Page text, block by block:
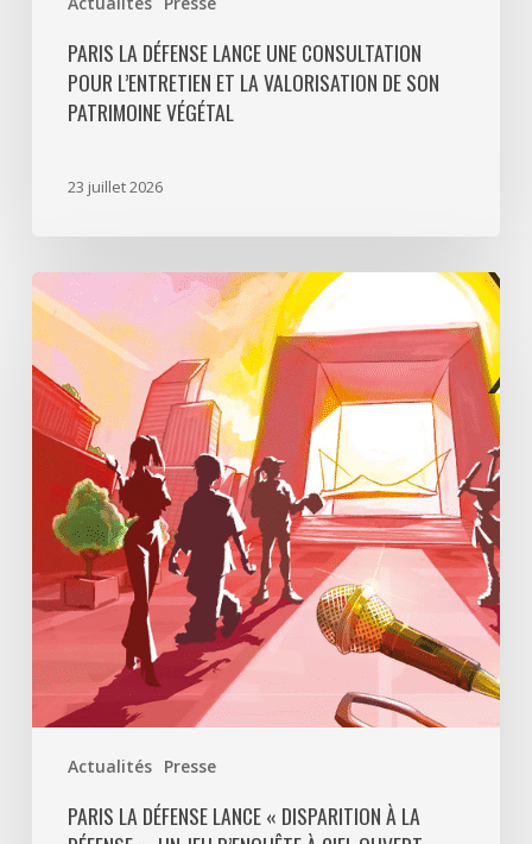
PARIS LA DÉFENSE LANCE UNE CONSULTATION
POUR L’ENTRETIEN ET LA VALORISATION DE SON
PATRIMOINE VÉGÉTAL
23 juillet 2026
Actualités Presse
Paris
La
Défense
lance
«
Disparition
Défense
un
jeu
d’enquête
à
ciel
découvrir
PARIS LA DÉFENSE LANCE « DISPARITION À LA